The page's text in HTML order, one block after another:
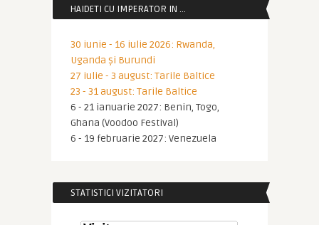
HAIDETI CU IMPERATOR IN …
30 iunie - 16 iulie 2026: Rwanda,
Uganda și Burundi
27 iulie - 3 august: Tarile Baltice
23 - 31 august: Tarile Baltice
6 - 21 ianuarie 2027: Benin, Togo,
Ghana (Voodoo Festival)
6 - 19 februarie 2027: Venezuela
STATISTICI VIZITATORI